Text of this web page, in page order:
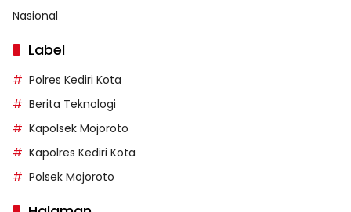
Nasional
Label
Polres Kediri Kota
Berita Teknologi
Kapolsek Mojoroto
Kapolres Kediri Kota
Polsek Mojoroto